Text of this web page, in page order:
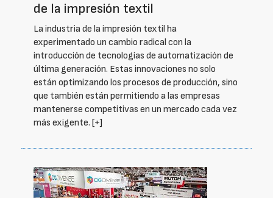
de la impresión textil
La industria de la impresión textil ha
experimentado un cambio radical con la
introducción de tecnologías de automatización de
última generación. Estas innovaciones no solo
están optimizando los procesos de producción, sino
que también están permitiendo a las empresas
mantenerse competitivas en un mercado cada vez
más exigente. [+]